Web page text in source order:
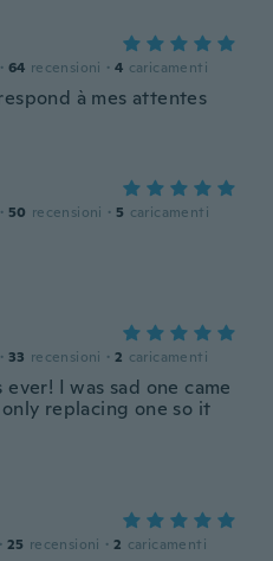
· 64 recensioni · 4 caricamenti
à mes attentes
· 50 recensioni · 5 caricamenti
· 33 recensioni · 2 caricamenti
I was sad one came
replacing one so it
· 25 recensioni · 2 caricamenti